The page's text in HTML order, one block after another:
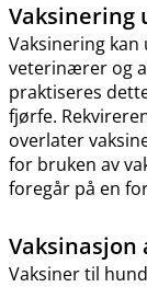
Vaksinering
Vaksinering
veterinærer og
praktiseres
fjørfe.
overlater
for bruken av
foregår på en
Vaksinasjon
Vaksiner til